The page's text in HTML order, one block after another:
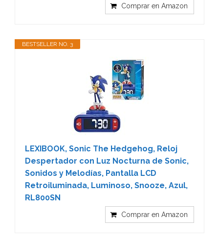
Comprar en Amazon
BESTSELLER NO. 3
LEXIBOOK, Sonic The Hedgehog, Reloj
Despertador con Luz Nocturna de Sonic,
Sonidos y Melodías, Pantalla LCD
Retroiluminada, Luminoso, Snooze, Azul,
RL800SN
Comprar en Amazon